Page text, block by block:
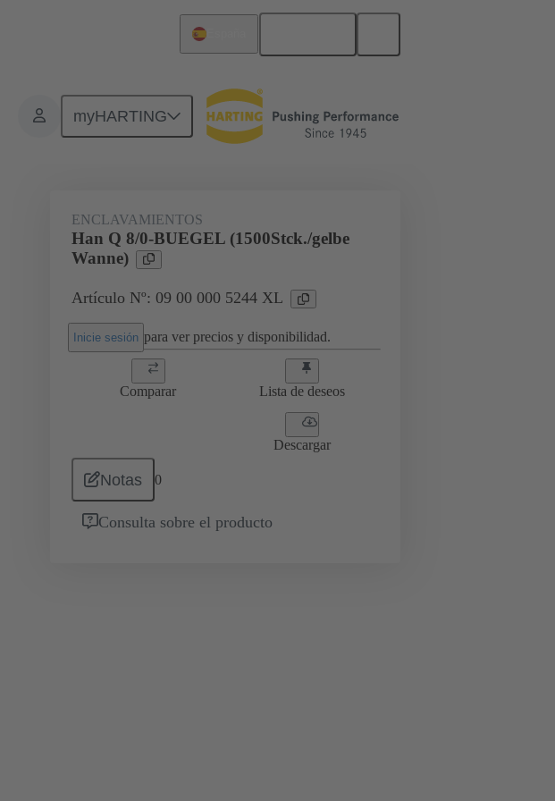
myHARTING
Accesorios Sistemas de bloqueo 09 00 000 5244 XL
ENCLAVAMIENTOS
Han Q 8/0-BUEGEL (1500Stck./gelbe
Wanne)
Artículo Nº: 09 00 000 5244 XL
Inicie sesión para ver precios y disponibilidad.
Comparar Lista de deseos
Descargar
Notas 0
Consulta sobre el producto